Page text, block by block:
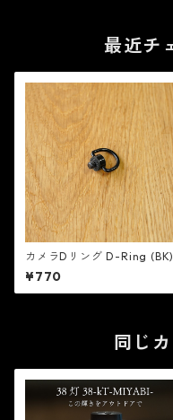
最近チ
カメラDリング D-Ring
38explore
¥770
同じ